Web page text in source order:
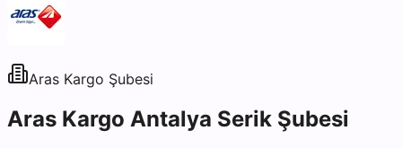
Aras Kargo Şubesi
Aras Kargo Antalya Serik Şubesi